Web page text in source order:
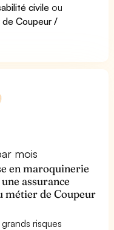
civile ou
de Coupeur /
mois
en maroquinerie
assurance
métier de Coupeur
risques